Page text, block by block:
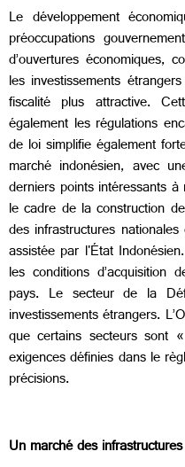
Le développement
préoccupations
d’ouvertures économiques,
les investissements
fiscalité plus attractive.
également les régulations
de loi simplifie également
marché indonésien, avec
derniers points intéressants
le cadre de la construction
des infrastructures
assistée par l'État
les conditions d’acquisition
pays. Le secteur de la
investissements étrangers.
que certains secteurs sont
exigences définies dans le
précisions.
Un marché des